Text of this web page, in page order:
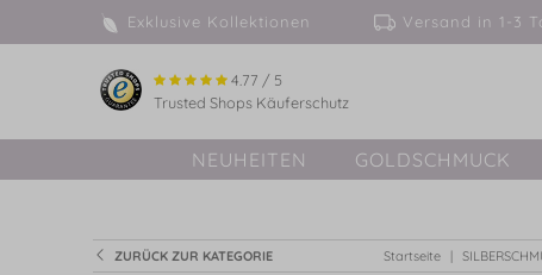
Exklusive Kollektionen Versand in 1-
4.77 / 5
Trusted Shops Käuferschutz
NEUHEITEN GOLDSCHMUCK
ZURÜCK ZUR KATEGORIE Startseite